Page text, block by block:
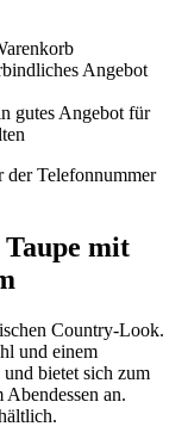
Angebot
gutes Angebot für
der Telefonnummer
Taupe mit
Country-Look.
und einem
bietet sich zum
Abendessen an.